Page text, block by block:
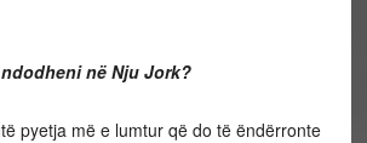
në Nju Jork?
pyetja më e lumtur që do të ëndërronte